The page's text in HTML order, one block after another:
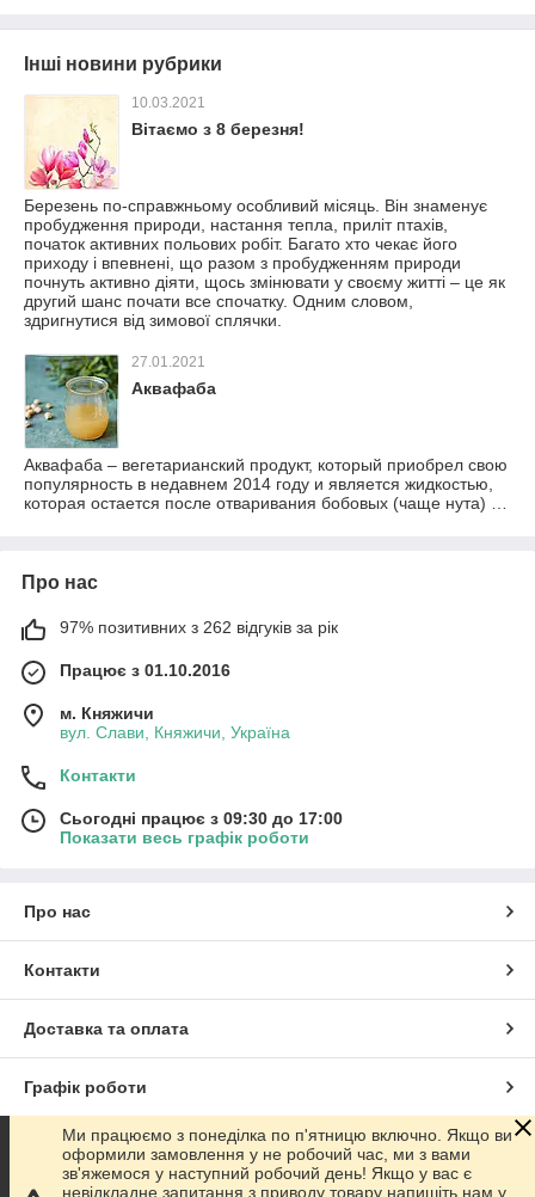
Інші новини рубрики
10.03.2021
Вітаємо з 8 березня!
Березень по-справжньому особливий місяць. Він знаменує
пробудження природи, настання тепла, приліт птахів,
початок активних польових робіт. Багато хто чекає його
приходу і впевнені, що разом з пробудженням природи
почнуть активно діяти, щось змінювати у своєму житті – це як
другий шанс почати все спочатку. Одним словом,
здригнутися від зимової сплячки.
27.01.2021
Аквафаба
Аквафаба – вегетарианский продукт, который приобрел свою
популярность в недавнем 2014 году и является жидкостью,
которая остается после отваривания бобовых (чаще нута) …
Про нас
97% позитивних з 262 відгуків за рік
Працює з 01.10.2016
м. Княжичи
вул. Слави, Княжичи, Україна
Контакти
Сьогодні працює з 09:30 до 17:00
Показати весь графік роботи
Про нас
Контакти
Доставка та оплата
Графік роботи
Повна версія сайту
Ми працюємо з понеділка по п'ятницю включно. Якщо ви
оформили замовлення у не робочий час, ми з вами
зв'яжемося у наступний робочий день! Якщо у вас є
невідкладне запитання з приводу товару напишіть нам у